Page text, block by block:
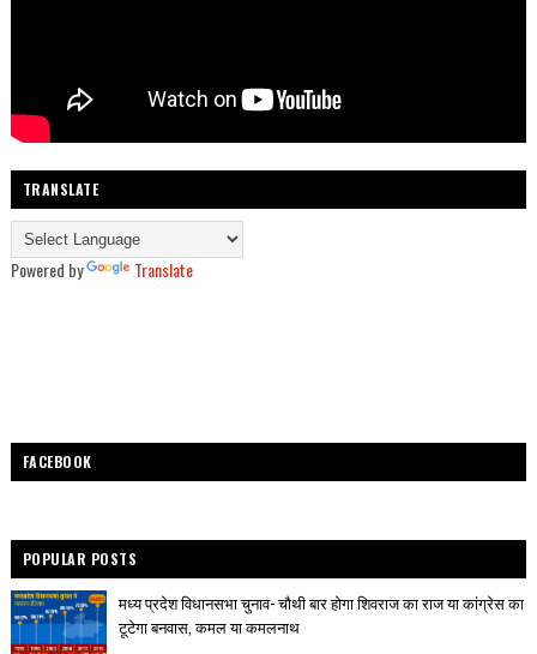
TRANSLATE
Powered by Translate
FACEBOOK
POPULAR POSTS
मध्य प्रदेश विधानसभा चुनाव- चौथी बार होगा शिवराज का राज या कांग्रेस का
टूटेगा बनवास, कमल या कमलनाथ